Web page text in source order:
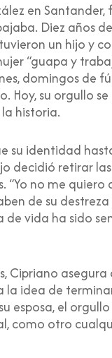
en
Diez años
un hijo y
“guapa y
domingos de
Hoy, su orgullo
historia.
su identidad
decidió retirar
“Yo no me
de su
vida ha sido
Cipriano
idea de
esposa, el
como otro